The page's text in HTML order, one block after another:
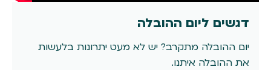
דגשים ליום ההובלה
יום ההובלה מתקרב? יש לא מעט יתרונות בלעשות
את ההובלה איתנו.